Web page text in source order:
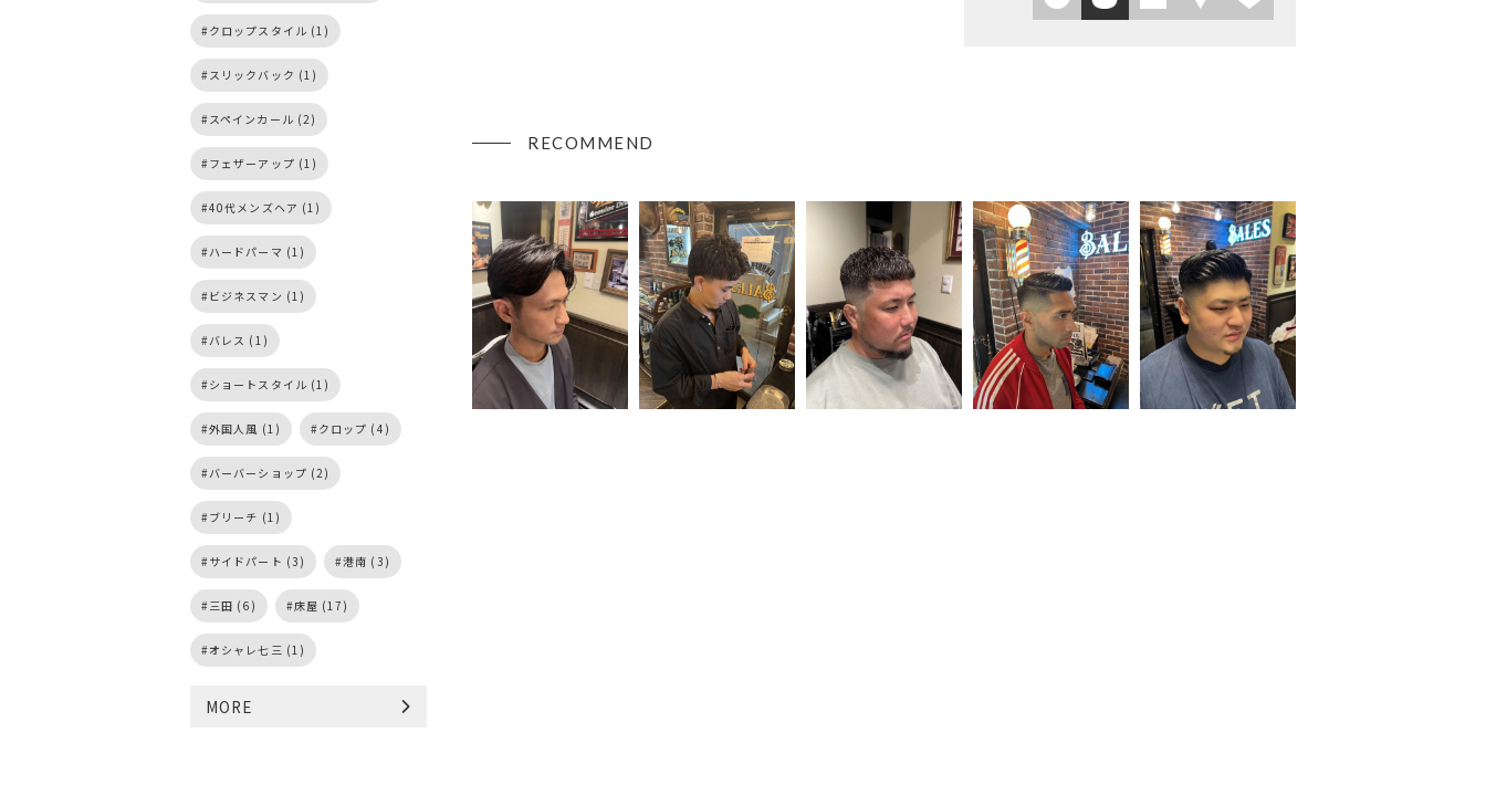
RECOMMEND
クロップスタイル (1)
スリックバック (1)
スペインカール (2)
フェザーアップ (1)
40代メンズヘア (1)
ハードパーマ (1)
ビジネスマン (1)
バレス (1)
ショートスタイル (1)
外国人風 (1) クロップ (4)
バーバーショップ (2)
ブリーチ (1)
サイドパート (3) 港南 (3)
三田 (6) 床屋 (17)
オシャレ七三 (1)
MORE